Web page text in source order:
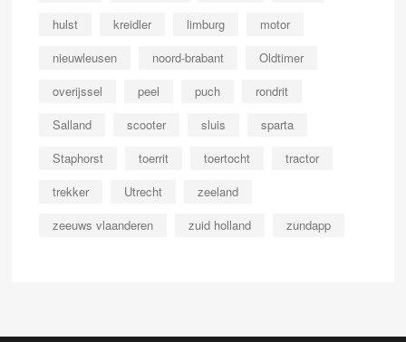
hulst
kreidler limburg
motor
nieuwleusen
noord-brabant
Oldtimer
overijssel
peel puch
rondrit
Salland
scooter sluis
sparta
Staphorst
toerrit toertocht
tractor
trekker
Utrecht
zeeland
zeeuws vlaanderen
zuid holland zundapp